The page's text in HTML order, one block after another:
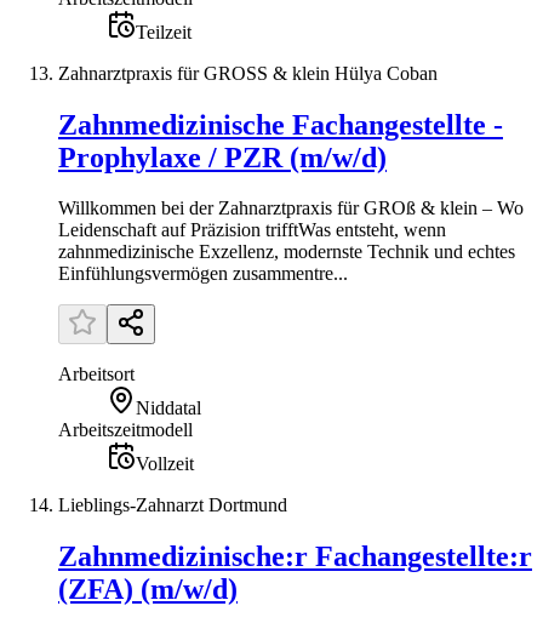
Teilzeit
Zahnarztpraxis für GROSS & klein Hülya Coban
Zahnmedizinische Fachangestellte -
Prophylaxe / PZR (m/w/d)
Willkommen bei der Zahnarztpraxis für GROß & klein – Wo
Leidenschaft auf Präzision trifftWas entsteht, wenn
zahnmedizinische Exzellenz, modernste Technik und echtes
Einfühlungsvermögen zusammentre...
Arbeitsort
Niddatal
Arbeitszeitmodell
Vollzeit
Lieblings-Zahnarzt Dortmund
Zahnmedizinische:r Fachangestellte:r
(ZFA) (m/w/d)